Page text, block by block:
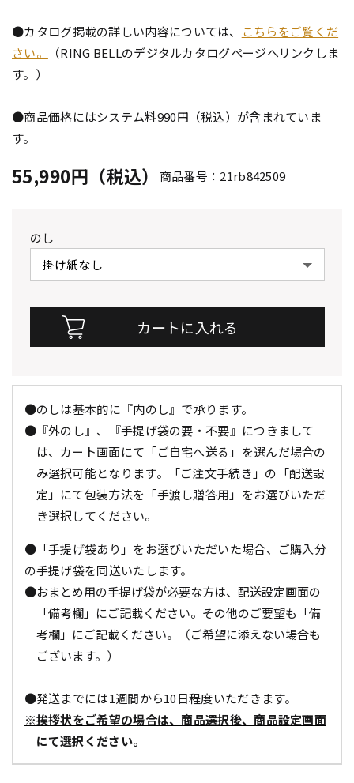
●カタログ掲載の詳しい内容については、
こちらをご覧くだ
さい。
（RING BELLのデジタルカタログページへリンクしま
す。）
●商品価格にはシステム料990円（税込）が含まれていま
す。
55,990円（税込） 商品番号：21rb842509
のし
●のしは基本的に『内のし』で承ります。
●『外のし』、『手提げ袋の要・不要』につきまして
は、カート画面にて「ご自宅へ送る」を選んだ場合の
み選択可能となります。「ご注文手続き」の「配送設
定」にて包装方法を「手渡し贈答用」をお選びいただ
き選択してください。
●「手提げ袋あり」をお選びいただいた場合、ご購入分
の手提げ袋を同送いたします。
●おまとめ用の手提げ袋が必要な方は、配送設定画面の
「備考欄」にご記載ください。その他のご要望も「備
考欄」にご記載ください。（ご希望に添えない場合も
ございます。）
●発送までには1週間から10日程度いただきます。
※挨拶状をご希望の場合は、商品選択後、商品設定画面
にて選択ください。